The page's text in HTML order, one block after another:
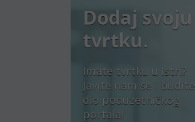
Dodaj svoju
tvrtku.
Imate tvrtku u Istri?
Javite nam se i budite
dio poduzetničkog
portala!